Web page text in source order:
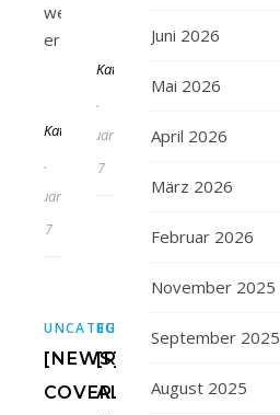
weiß
er…
KathaFlauschi
23.
Februar
2017
KathaFlauschi
21.
Februar
2017
UNCATEGORIZED
[NEWS]
COVER
BUCH BUCHBLOG
[REZENSION]
ALS
Juni 2026
Mai 2026
April 2026
März 2026
Februar 2026
November 2025
September 2025
August 2025